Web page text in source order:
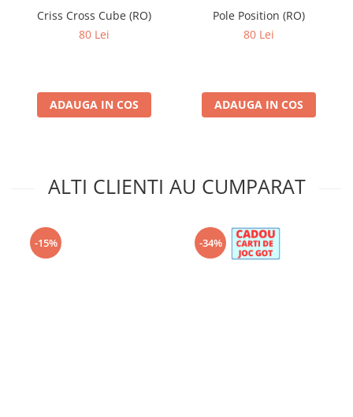
Criss Cross Cube (RO)
80 Lei
ADAUGA IN COS
Pole Position (RO)
80 Lei
ADAUGA IN COS
ALTI CLIENTI AU CUMPARAT
-15% -34%